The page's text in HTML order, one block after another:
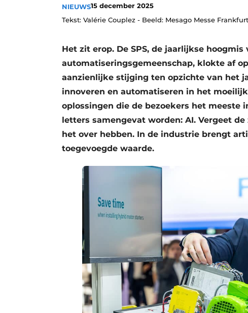
NIEUWS15 december 2025
Tekst: Valérie Couplez - Beeld: Mesago Messe
Het zit erop. De SPS, de jaarlijkse
automatiseringsgemeenschap, klokte af
aanzienlijke stijging ten opzichte van het
innoveren en automatiseren in het
oplossingen die de bezoekers het meeste
letters samengevat worden: AI. Vergeet
het over hebben. In de industrie brengt
toegevoegde waarde.